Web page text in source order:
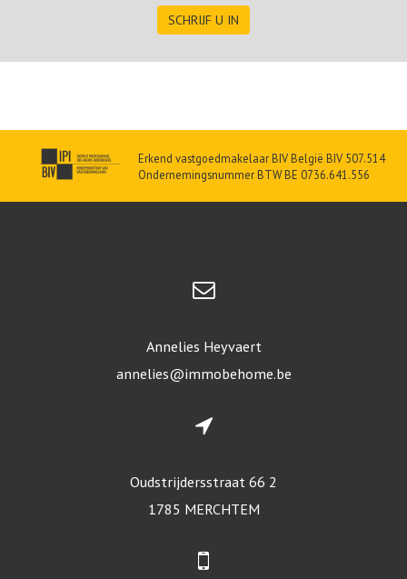
SCHRIJF U IN
Erkend vastgoedmakelaar BIV België BIV 507.514
Ondernemingsnummer BTW BE 0736.641.556
Annelies Heyvaert
annelies@immobehome.be
Oudstrijdersstraat 66 2
1785 MERCHTEM